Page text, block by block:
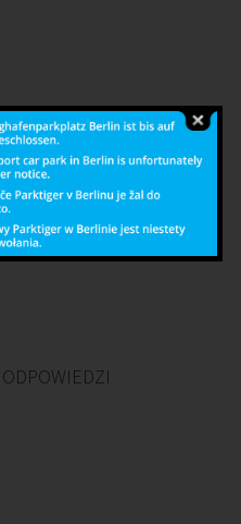
English
Čeština
Polish